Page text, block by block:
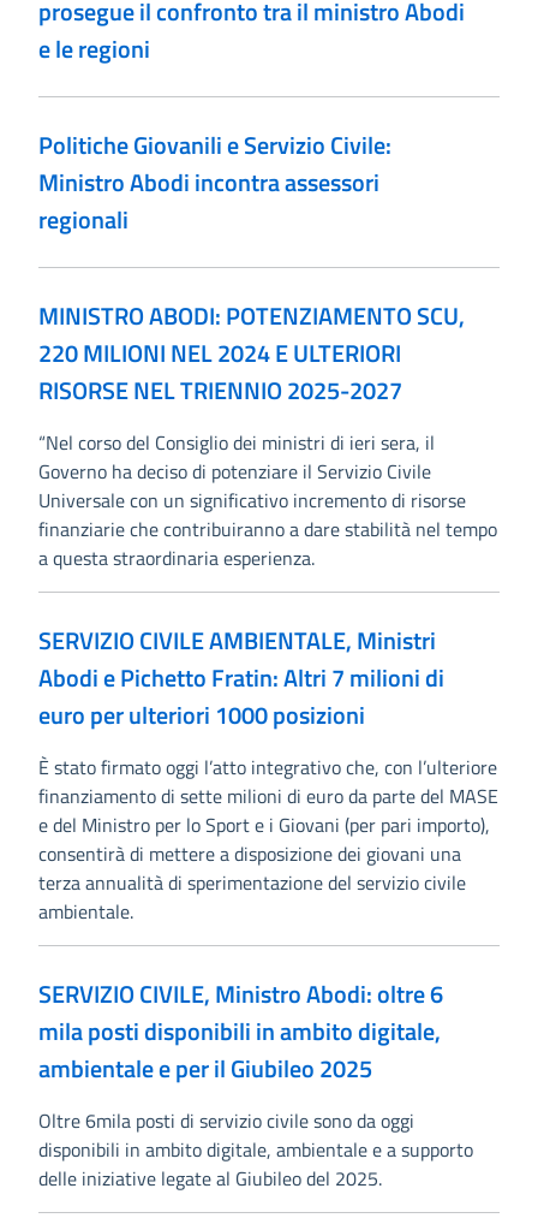
prosegue il confronto tra il ministro Abodi
e le regioni
Politiche Giovanili e Servizio Civile:
Ministro Abodi incontra assessori
regionali
MINISTRO ABODI: POTENZIAMENTO SCU,
220 MILIONI NEL 2024 E ULTERIORI
RISORSE NEL TRIENNIO 2025-2027
“Nel corso del Consiglio dei ministri di ieri sera, il
Governo ha deciso di potenziare il Servizio Civile
Universale con un significativo incremento di risorse
finanziarie che contribuiranno a dare stabilità nel tempo
a questa straordinaria esperienza.
SERVIZIO CIVILE AMBIENTALE, Ministri
Abodi e Pichetto Fratin: Altri 7 milioni di
euro per ulteriori 1000 posizioni
È stato firmato oggi l’atto integrativo che, con l’ulteriore
finanziamento di sette milioni di euro da parte del MASE
e del Ministro per lo Sport e i Giovani (per pari importo),
consentirà di mettere a disposizione dei giovani una
terza annualità di sperimentazione del servizio civile
ambientale.
SERVIZIO CIVILE, Ministro Abodi: oltre 6
mila posti disponibili in ambito digitale,
ambientale e per il Giubileo 2025
Oltre 6mila posti di servizio civile sono da oggi
disponibili in ambito digitale, ambientale e a supporto
delle iniziative legate al Giubileo del 2025.